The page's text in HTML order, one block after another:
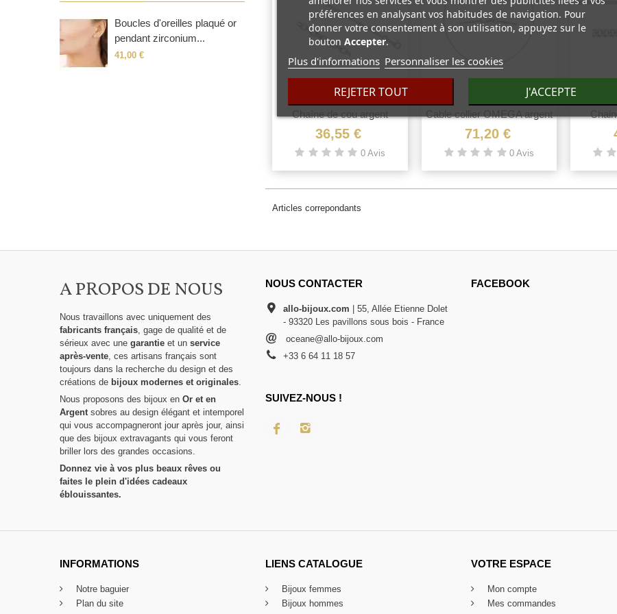
Boucles d'oreilles plaqué or
pendant zirconium...
41,00 €
Chaîne de cou argent
massif...
36,55 €
0 Avis
Cable collier OMEGA argent
massif
71,20 €
0 Avis
Articles correpondants
A PROPOS DE NOUS
Nous travaillons avec uniquement des
fabricants français , gage de qualité et de
sérieux avec une garantie et un service
après-vente , ces artisans français sont
toujours dans la recherche du design et des
créations de bijoux modernes et originales
Nous proposons des bijoux en Or et en
Argent sobres au design élégant et intemporel
qui vous accompagneront jour après jour, ainsi
que des bijoux extravagants qui vous feront
briller lors des grandes occasions.
Donnez vie à vos plus beaux rêves ou
faites le plein d'idées cadeaux
éblouissantes.
NOUS CONTACTER
allo-bijoux.com | 55, Allée Etienne Dolet
- 93320 Les pavillons sous bois - France
oceane@allo-bijoux.com
+33 6 64 11 18 57
FACEBOOK
SUIVEZ-NOUS !
préférences en analysant vos habitudes de navigation. Pour
donner votre consentement à son utilisation, appuyez sur le
bouton Accepter.
Plus d'informations Personnaliser les cookies
REJETER TOUT J'ACCEPTE
INFORMATIONS
Notre baguier
Plan du site
LIENS CATALOGUE
Bijoux femmes
Bijoux hommes
VOTRE ESPACE
Mon compte
Mes commandes